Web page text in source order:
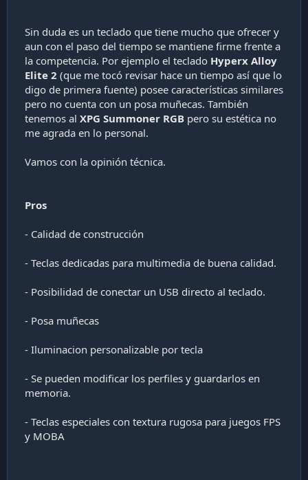
Sin duda es un teclado que tiene mucho que ofrecer y
aun con el paso del tiempo se mantiene firme frente a
la competencia. Por ejemplo el teclado Hyperx Alloy
Elite 2 (que me tocó revisar hace un tiempo así que lo
digo de primera fuente) posee características similares
pero no cuenta con un posa muñecas. También
tenemos al XPG Summoner RGB pero su estética no
me agrada en lo personal.
Vamos con la opinión técnica.
Pros
- Calidad de construcción
- Teclas dedicadas para multimedia de buena calidad.
- Posibilidad de conectar un USB directo al teclado.
- Posa muñecas
- Iluminacion personalizable por tecla
- Se pueden modificar los perfiles y guardarlos en
memoria.
- Teclas especiales con textura rugosa para juegos FPS
y MOBA